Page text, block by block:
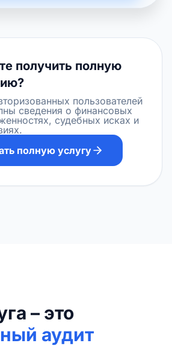
получить полную
пользователей
сведения о финансовых
судебных исках и
полную услугу
– это
аудит